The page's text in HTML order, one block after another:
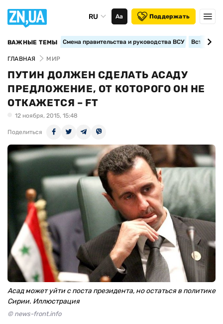
RU Аа Поддержать
ВАЖНЫЕ ТЕМЫ Смена правительства и руководства ВСУ
ГЛАВНАЯ МИР
ПУТИН ДОЛЖЕН СДЕЛАТЬ АСАДУ
ПРЕДЛОЖЕНИЕ, ОТ КОТОРОГО ОН НЕ
ОТКАЖЕТСЯ – FT
12 ноября, 2015, 15:48
Поделиться
Асад может уйти с поста президента, но остаться в политике
Сирии. Иллюстрация
© news-front.info